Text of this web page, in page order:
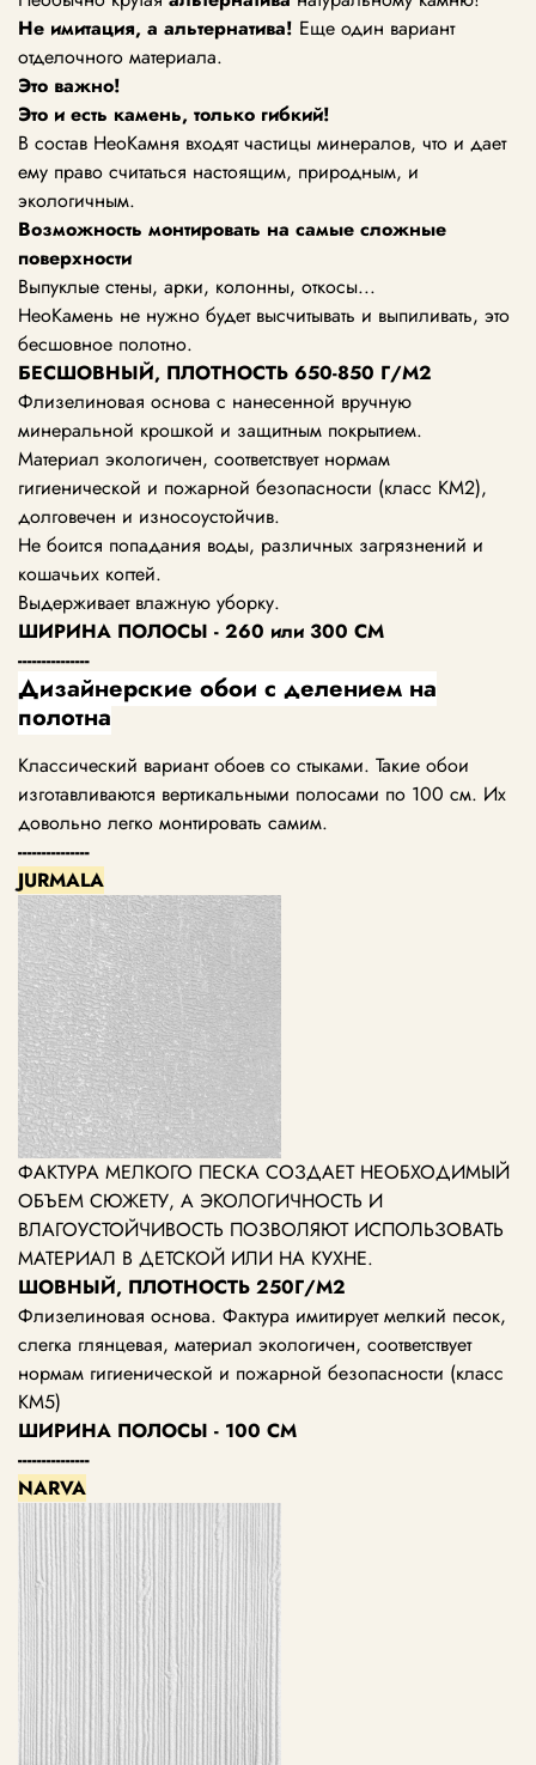
Не имитация, а альтернатива! Еще один вариант
отделочного материала.
Это важно!
Это и есть камень, только гибкий!
В состав НеоКамня входят частицы минералов, что и дает
ему право считаться настоящим, природным, и
экологичным.
Возможность монтировать на самые сложные
поверхности
Выпуклые стены, арки, колонны, откосы...
НеоКамень не нужно будет высчитывать и выпиливать, это
бесшовное полотно.
БЕСШОВНЫЙ, ПЛОТНОСТЬ 650-850 Г/М2
Флизелиновая основа с нанесенной вручную
минеральной крошкой и защитным покрытием.
Материал экологичен, соответствует нормам
гигиенической и пожарной безопасности (класс KM2),
долговечен и износоустойчив.
Не боится попадания воды, различных загрязнений и
кошачьих когтей.
Выдерживает влажную уборку.
ШИРИНА ПОЛОСЫ - 260 или 300 СМ
---------------
Дизайнерские обои с делением на
полотна
Классический вариант обоев со стыками. Такие обои
изготавливаются вертикальными полосами по 100 см. Их
довольно легко монтировать самим.
---------------
JURMALA
ФАКТУРА МЕЛКОГО ПЕСКА СОЗДАЕТ НЕОБХОДИМЫЙ
ОБЪЕМ СЮЖЕТУ, А ЭКОЛОГИЧНОСТЬ И
ВЛАГОУСТОЙЧИВОСТЬ ПОЗВОЛЯЮТ ИСПОЛЬЗОВАТЬ
МАТЕРИАЛ В ДЕТСКОЙ ИЛИ НА КУХНЕ.
ШОВНЫЙ, ПЛОТНОСТЬ 250Г/М2
Флизелиновая основа. Фактура имитирует мелкий песок,
слегка глянцевая, материал экологичен, соответствует
нормам гигиенической и пожарной безопасности (класс
КМ5)
ШИРИНА ПОЛОСЫ - 100 СМ
---------------
NARVA